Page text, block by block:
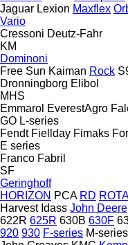
Jaguar Lexion Maxflex
Vario
Cressoni Deutz-Fahr
KM
Dominoni
Free Sun Kaiman Rock
Dronningborg Elibol
MHS
Emmarol EverestAgro
GO L-series
Fendt Fiellday Fimaks
E series
Franco Fabril
SF
Geringhoff
HORIZON PCA RD
Harvest Idass John Deere
622R 625R 630B 630F
920 930 F-series M-series